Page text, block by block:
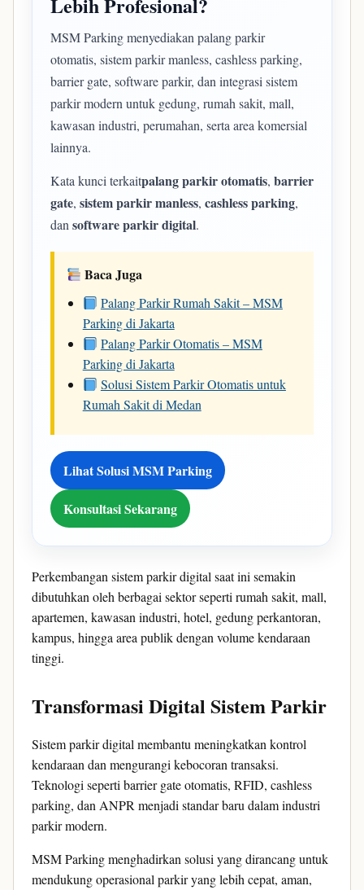
MSM Parking menyediakan palang parkir
otomatis, sistem parkir manless, cashless parking,
barrier gate, software parkir, dan integrasi sistem
parkir modern untuk gedung, rumah sakit, mall,
kawasan industri, perumahan, serta area komersial
lainnya.
Kata kunci terkaitpalang parkir otomatis, barrier
gate, sistem parkir manless, cashless parking,
dansoftware parkir digital.
Baca Juga
Palang Parkir Rumah Sakit – MSM
Parking di Jakarta
Palang Parkir Otomatis – MSM
Parking di Jakarta
Solusi Sistem Parkir Otomatis untuk
Rumah Sakit di Medan
Lihat Solusi MSM Parking
Konsultasi Sekarang
Perkembangan sistem parkir digital saat ini semakin
dibutuhkan oleh berbagai sektor seperti rumah sakit, mall,
apartemen, kawasan industri, hotel, gedung perkantoran,
kampus, hingga area publik dengan volume kendaraan
tinggi.
Transformasi Digital Sistem Parkir
Sistem parkir digital membantu meningkatkan kontrol
kendaraan dan mengurangi kebocoran transaksi.
Teknologi seperti barrier gate otomatis, RFID, cashless
parking, dan ANPR menjadi standar baru dalam industri
parkir modern.
MSM Parking menghadirkan solusi yang dirancang untuk
mendukung operasional parkir yang lebih cepat, aman,